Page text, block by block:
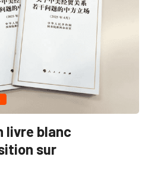
livre blanc
sur